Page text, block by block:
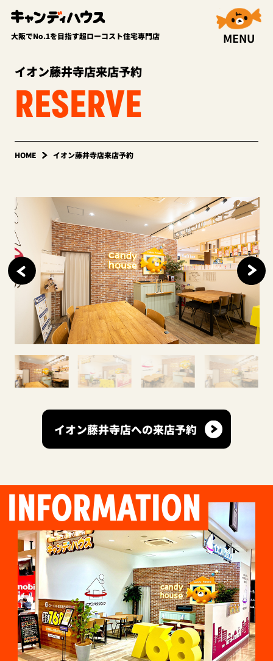
大阪でNo.1を目指す超ローコスト住宅専門店 MENU
イオン藤井寺店来店予約
RESERVE
HOME イオン藤井寺店来店予約
イオン藤井寺店への来店予約
INFORMATION